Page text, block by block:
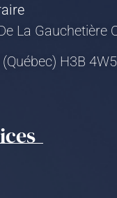
La Gauchetière
H3B 4W5